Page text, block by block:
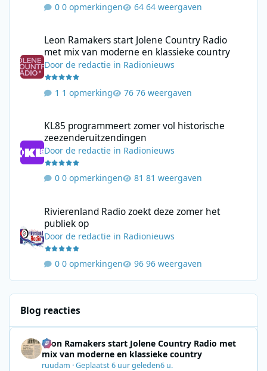
0 opmerkingen 64 weergaven
Leon Ramakers start Jolene Country Radio
met mix van moderne en klassieke country
Doorde redactie in Radionieuws
1 opmerking 76 weergaven
KL85 programmeert zomer vol historische
zeezenderuitzendingen
Doorde redactie in Radionieuws
0 opmerkingen 81 weergaven
Rivierenland Radio zoekt deze zomer het
publiek op
Doorde redactie in Radionieuws
0 opmerkingen 96 weergaven
Blog reacties
Leon Ramakers start Jolene Country Radio met
mix van moderne en klassieke country
ruudam ·Geplaatst6 uur geleden6 u.